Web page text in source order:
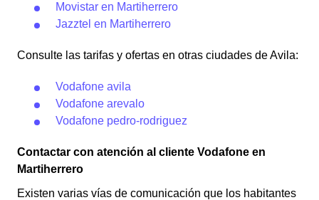
Movistar en Martiherrero
Jazztel en Martiherrero
Consulte las tarifas y ofertas en otras ciudades de Avila:
Vodafone avila
Vodafone arevalo
Vodafone pedro-rodriguez
Contactar con atención al cliente Vodafone en
Martiherrero
Existen varias vías de comunicación que los habitantes